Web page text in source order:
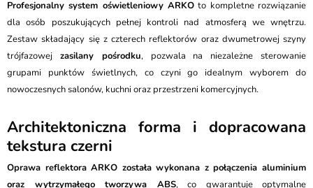
Profesjonalny system oświetleniowy ARKO to kompletne rozwiązanie
dla osób poszukujących pełnej kontroli nad atmosferą we wnętrzu.
Zestaw składający się z czterech reflektorów oraz dwumetrowej szyny
trójfazowej zasilany pośrodku, pozwala na niezależne sterowanie
grupami punktów świetlnych, co czyni go idealnym wyborem do
nowoczesnych salonów, kuchni oraz przestrzeni komercyjnych.
Architektoniczna forma i dopracowana
tekstura czerni
Oprawa reflektora ARKO została wykonana z połączenia aluminium
oraz wytrzymałego tworzywa ABS, co gwarantuje optymalne